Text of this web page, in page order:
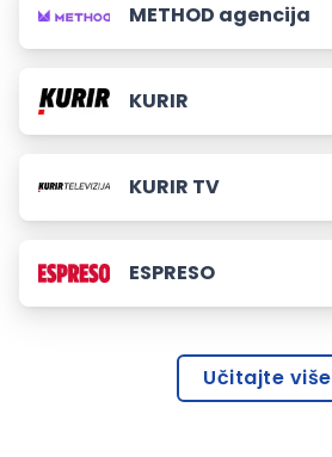
METHOD agencija
KURIR
KURIR TV
ESPRESO
Učitajte više